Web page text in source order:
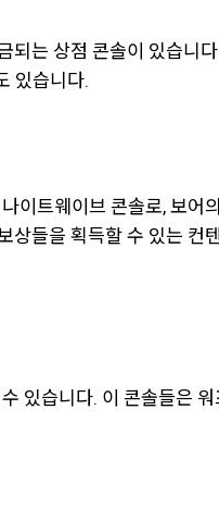
는 상점 콘솔이 있습니
있습니다.
트웨이브 콘솔로, 보
들을 획득할 수 있는
있습니다. 이 콘솔들은